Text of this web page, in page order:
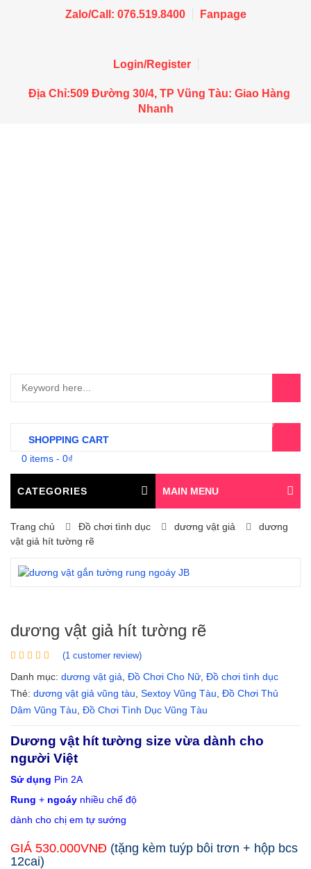
Zalo/Call: 076.519.8400 Fanpage
Login/Register
Địa Chỉ:509 Đường 30/4, TP Vũng Tàu: Giao Hàng
Nhanh
SHOPPING CART
0 items - 0₫
0
CATEGORIES MAIN MENU
Trang chủ Đồ chơi tình dục dương vật giả
dương
vật giả hít tường rẽ
dương vật giả hít tường rẽ
(1 customer review)
Danh mục: dương vật giả Đồ Chơi Cho Nữ Đồ chơi tình dục
Thẻ: dương vật giả vũng tàu Sextoy Vũng Tàu Đồ Chơi Thủ
Dâm Vũng Tàu Đồ Chơi Tình Dục Vũng Tàu
Dương vật hít tường size vừa dành cho
người Việt
Sử dụng Pin 2A
Rung + ngoáy nhiều chế độ
dành cho chị em tự sướng
GIÁ 530.000VNĐ (tặng kèm tuýp bôi trơn + hộp bcs
12cai)